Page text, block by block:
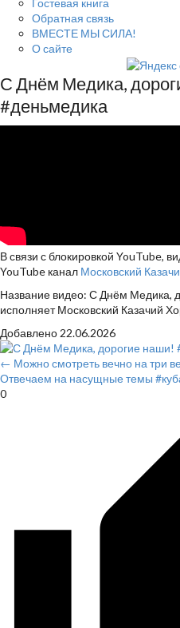
Гостевая книга
Обратная связь
ВМЕСТЕ МЫ СИЛА!
О сайте
С Днём Медика,
#деньмедика
В связи с блокировкой YouTube,
YouTube канал Московский
Название видео: С Днём Медика,
исполняет Московский Казачий
Добавлено 22.06.2026
← Можно смотреть вечно на три
Отвечаем на насущные темы
0